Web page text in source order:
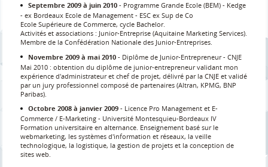
Septembre 2009 à juin 2010
Programme Grande Ecole (BEM)
Kedge
- ex Bordeaux Ecole de Management - ESC ex Sup de Co
Ecole Supérieure de Commerce, cycle Bachelor.
Activités et associations : Junior-Entreprise (Aquitaine Marketing Services).
Membre de la Confédération Nationale des Junior-Entreprises.
Novembre 2009 à mai 2010
Diplôme de Junior-Entrepreneur
CNJE
Mai 2010 : obtention du diplôme de junior-entrepreneur validant mon
expérience d'administrateur et chef de projet, délivré par la CNJE et validé
par un jury professionnel composé de partenaires (Altran, KPMG, BNP
Paribas).
Octobre 2008 à janvier 2009
Licence Pro Management et E-
Commerce / E-Marketing
Université Montesquieu-Bordeaux IV
Formation universitaire en alternance. Enseignement basé sur le
webmarketing, les systèmes d'information et réseaux, la veille
technologique, la logistique, la gestion de projets et la conception de
sites web.